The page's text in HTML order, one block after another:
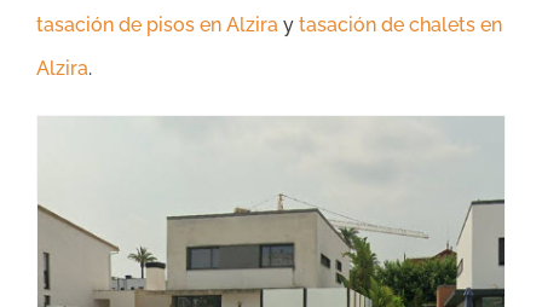
tasación de pisos en Alzira y tasación de chalets en
Alzira.